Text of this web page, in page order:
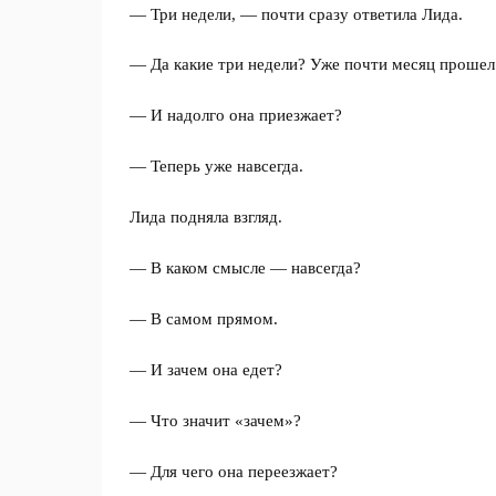
— Три недели, — почти сразу ответила Лида.
— Да какие три недели? Уже почти месяц
— И надолго она приезжает?
— Теперь уже навсегда.
Лида подняла взгляд.
— В каком смысле — навсегда?
— В самом прямом.
— И зачем она едет?
— Что значит «зачем»?
— Для чего она переезжает?